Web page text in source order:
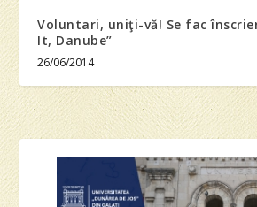
Voluntari, uniţi-vă! Se fac
It, Danube”
26/06/2014